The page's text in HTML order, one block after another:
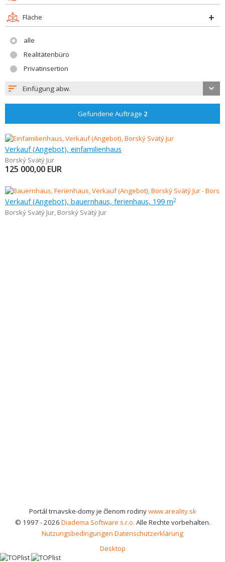
Fläche
alle
Realitätenbüro
Privatinsertion
Einfügung abw.
Gefundene Aufträge 2
Verkauf (Angebot), einfamilienhaus
Borský Svätý Jur
125 000,00 EUR
Verkauf (Angebot), bauernhaus, ferienhaus, 199 m2
Borský Svätý Jur, Borský Svätý Jur
Portál trnavske-domy je členom rodinywww.areality.sk
© 1997 - 2026 Diadema Software s.r.o. Alle Rechte vorbehalten.
Nutzungsbedingungen Datenschutzerklärung
Desktop